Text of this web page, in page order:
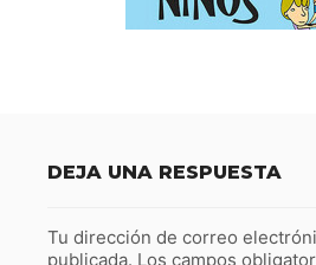
DEJA UNA RESPUESTA
Tu dirección de correo
publicada. Los campos